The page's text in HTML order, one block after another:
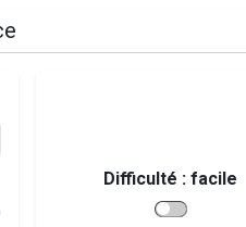
Difficulté : facile